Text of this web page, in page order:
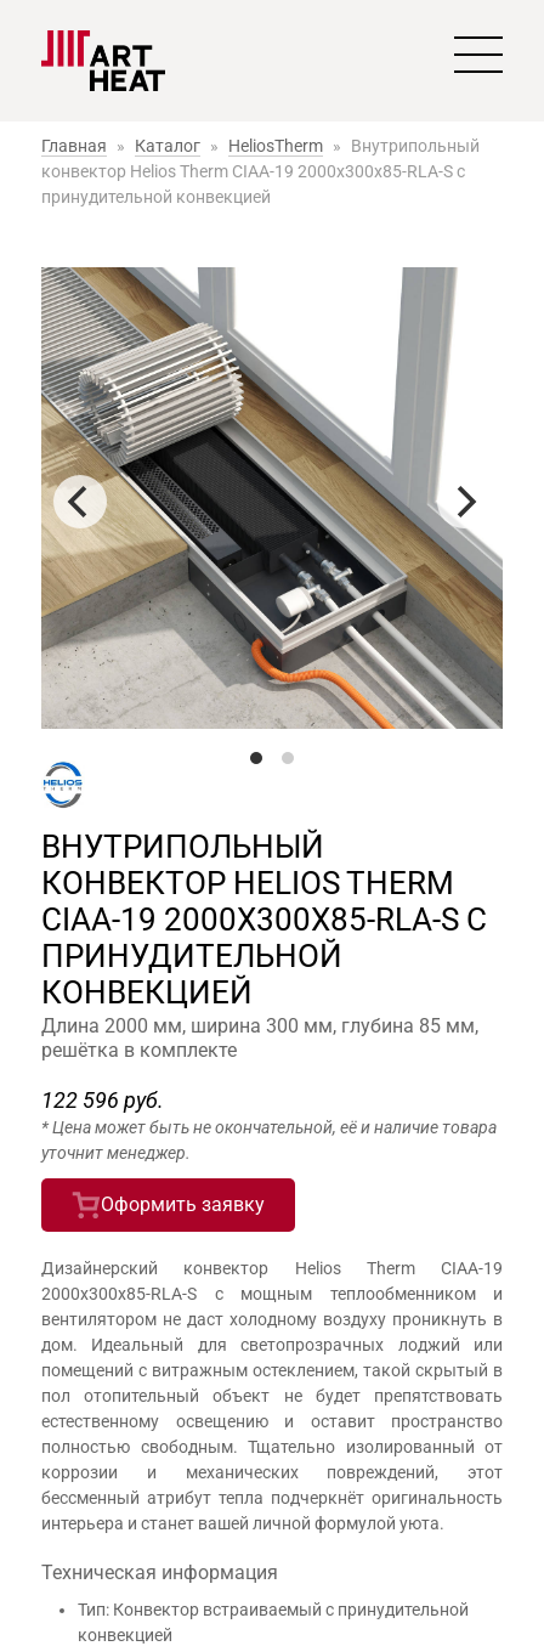
Главная » Каталог » HeliosTherm »
Внутрипольный
конвектор Helios Therm CIAA-19 2000x300x85-RLA-S с
принудительной конвекцией
ВНУТРИПОЛЬНЫЙ
КОНВЕКТОР HELIOS THERM
CIAA-19 2000X300X85-RLA-S С
ПРИНУДИТЕЛЬНОЙ
КОНВЕКЦИЕЙ
Длина 2000 мм, ширина 300 мм, глубина 85 мм,
решётка в комплекте
122 596 руб.
* Цена может быть не окончательной, её и наличие товара
уточнит менеджер.
Оформить заявку
Дизайнерский конвектор Helios Therm CIAA-19
2000x300x85-RLA-S с мощным теплообменником и
вентилятором не даст холодному воздуху проникнуть в
дом. Идеальный для светопрозрачных лоджий или
помещений с витражным остеклением, такой скрытый в
пол отопительный объект не будет препятствовать
естественному освещению и оставит пространство
полностью свободным. Тщательно изолированный от
коррозии и механических повреждений, этот
бессменный атрибут тепла подчеркнёт оригинальность
интерьера и станет вашей личной формулой уюта.
Техническая информация
Тип: Конвектор встраиваемый с принудительной
конвекцией